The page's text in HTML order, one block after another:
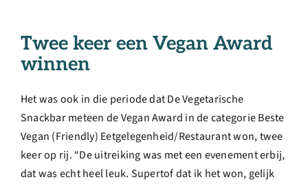
Twee keer een Vegan Award
winnen
Het was ook in die periode dat De Vegetarische
Snackbar meteen de Vegan Award in de categorie Beste
Vegan (Friendly) Eetgelegenheid/Restaurant won, twee
keer op rij. “De uitreiking was met een evenement erbij,
dat was echt heel leuk. Supertof dat ik het won, gelijk